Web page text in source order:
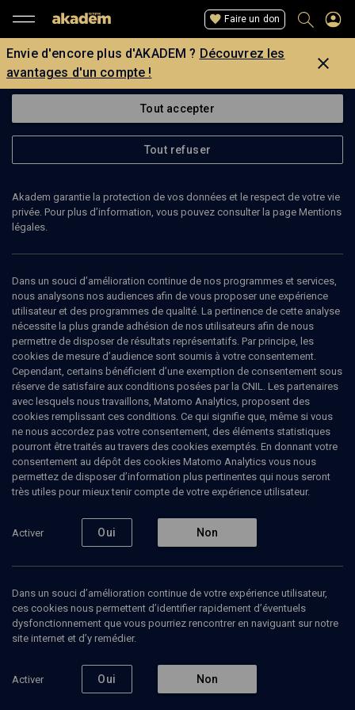
Faire un don
Envie d'encore plus d'AKADEM ? Découvrez les
avantages d'un compte !
enseignante
Ajouter J’aime
Tous 1 Vidéos 1
Vidéos 1
vous et le guer''
(1/5)
Accompagner le converti
Tout accepter
Tout refuser
Akadem garantie la protection de vos données et le respect de votre vie
privée. Pour plus d’information, vous pouvez consulter la page Mentions
légales.
Dans un souci d’amélioration continue de nos programmes et services,
nous analysons nos audiences afin de vous proposer une expérience
utilisateur et des programmes de qualité. La pertinence de cette analyse
nécessite la plus grande adhésion de nos utilisateurs afin de nous
permettre de disposer de résultats représentatifs. Par principe, les
cookies de mesure d’audience sont soumis à votre consentement.
Cependant, certains bénéficient d’une exemption de consentement sous
réserve de satisfaire aux conditions posées par la CNIL. Les partenaires
avec lesquels nous travaillons, Matomo Analytics, proposent des
cookies remplissant ces conditions. Ce qui signifie que, même si vous
ne nous accordez pas votre consentement, des éléments statistiques
pourront être traités au travers des cookies exemptés. En donnant votre
consentement au dépôt des cookies Matomo Analytics vous nous
permettez de disposer d’information plus pertinentes qui nous seront
très utiles pour mieux tenir compte de votre expérience utilisateur.
Activer Oui Non
Dans un souci d’amélioration continue de votre expérience utilisateur,
ces cookies nous permettent d’identifier rapidement d’éventuels
dysfonctionnement que vous pourriez rencontrer en naviguant sur notre
site internet et d’y remédier.
Activer Oui Non